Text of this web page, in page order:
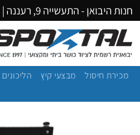
Skip
to
content
חנות היבואן - התעשייה 9, רעננה |
מכירת חיסול מבצעי קיץ הליכונים